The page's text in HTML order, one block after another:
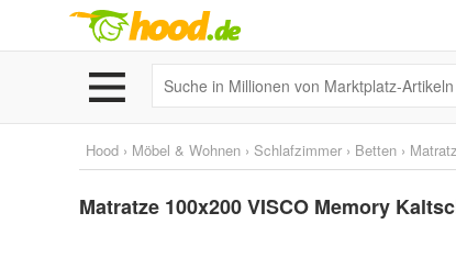
Hood › Möbel & Wohnen › Schlafzimmer › Betten ›
Matratze 100x200 VISCO Memory